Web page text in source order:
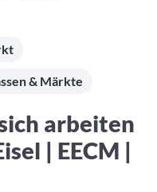
& Märkte
arbeiten
| EECM |